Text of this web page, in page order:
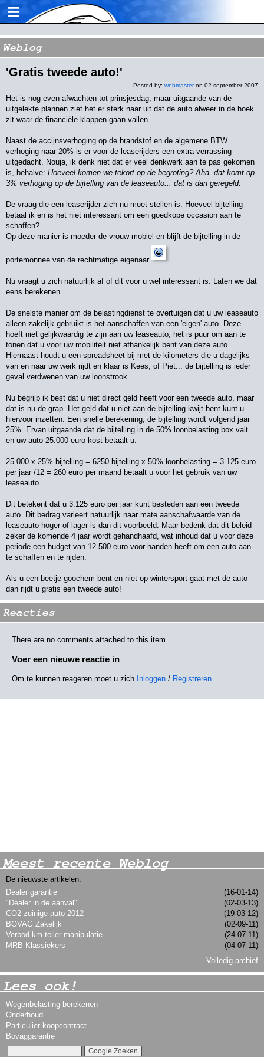
≡
Meest recente Weblog
De nieuwste artikelen:
(16-01-14)
Dealer garantie
(02-03-13)
"Dealer in de aanval"
(19-03-12)
CO2 zuinige auto 2012
(02-09-11)
BOVAG Zakelijk
(24-07-11)
Verbod km-teller manipulatie
(04-07-11)
MRB Klassiekers
Volledig archief
Lees ook!
Wegenbelasting berekenen
Onderhoud
Particulier koopcontract
Bovaggarantie
Weblog
'Gratis tweede auto!'
Posted by: webmasteron 02 september 2007
Het is nog even afwachten tot prinsjesdag, maar uitgaande van de
uitgelekte plannen ziet het er sterk naar uit dat de auto alweer in de hoek
zit waar de financiële klappen gaan vallen.
Naast de accijnsverhoging op de brandstof en de algemene BTW
verhoging naar 20% is er voor de leaserijders een extra verrassing
uitgedacht. Nouja, ik denk niet dat er veel denkwerk aan te pas gekomen
is, behalve: Hoeveel komen we tekort op de begroting? Aha, dat komt op
3% verhoging op de bijtelling van de leaseauto... dat is dan geregeld.
De vraag die een leaserijder zich nu moet stellen is: Hoeveel bijtelling
betaal ik en is het niet interessant om een goedkope occasion aan te
schaffen?
Op deze manier is moeder de vrouw mobiel en blijft de bijtelling in de
portemonnee van de rechtmatige eigenaar
Nu vraagt u zich natuurlijk af of dit voor u wel interessant is. Laten we dat
eens berekenen.
De snelste manier om de belastingdienst te overtuigen dat u uw leaseauto
alleen zakelijk gebruikt is het aanschaffen van een 'eigen' auto. Deze
hoeft niet gelijkwaardig te zijn aan uw leaseauto, het is puur om aan te
tonen dat u voor uw mobiliteit niet afhankelijk bent van deze auto.
Hiernaast houdt u een spreadsheet bij met de kilometers die u dagelijks
van en naar uw werk rijdt en klaar is Kees, of Piet... de bijtelling is ieder
geval verdwenen van uw loonstrook.
Nu begrijp ik best dat u niet direct geld heeft voor een tweede auto, maar
dat is nu de grap. Het geld dat u niet aan de bijtelling kwijt bent kunt u
hiervoor inzetten. Een snelle berekening, de bijtelling wordt volgend jaar
25%. Ervan uitgaande dat de bijtelling in de 50% loonbelasting box valt
en uw auto 25.000 euro kost betaalt u:
25.000 x 25% bijtelling = 6250 bijtelling x 50% loonbelasting = 3.125 euro
per jaar /12 = 260 euro per maand betaalt u voor het gebruik van uw
leaseauto.
Dit betekent dat u 3.125 euro per jaar kunt besteden aan een tweede
auto. Dit bedrag varieert natuurlijk naar mate aanschafwaarde van de
leaseauto hoger of lager is dan dit voorbeeld. Maar bedenk dat dit beleid
zeker de komende 4 jaar wordt gehandhaafd, wat inhoud dat u voor deze
periode een budget van 12.500 euro voor handen heeft om een auto aan
te schaffen en te rijden.
Als u een beetje goochem bent en niet op wintersport gaat met de auto
dan rijdt u gratis een tweede auto!
Reacties
There are no comments attached to this item.
Voer een nieuwe reactie in
Om te kunnen reageren moet u zich Inloggen / Registreren .